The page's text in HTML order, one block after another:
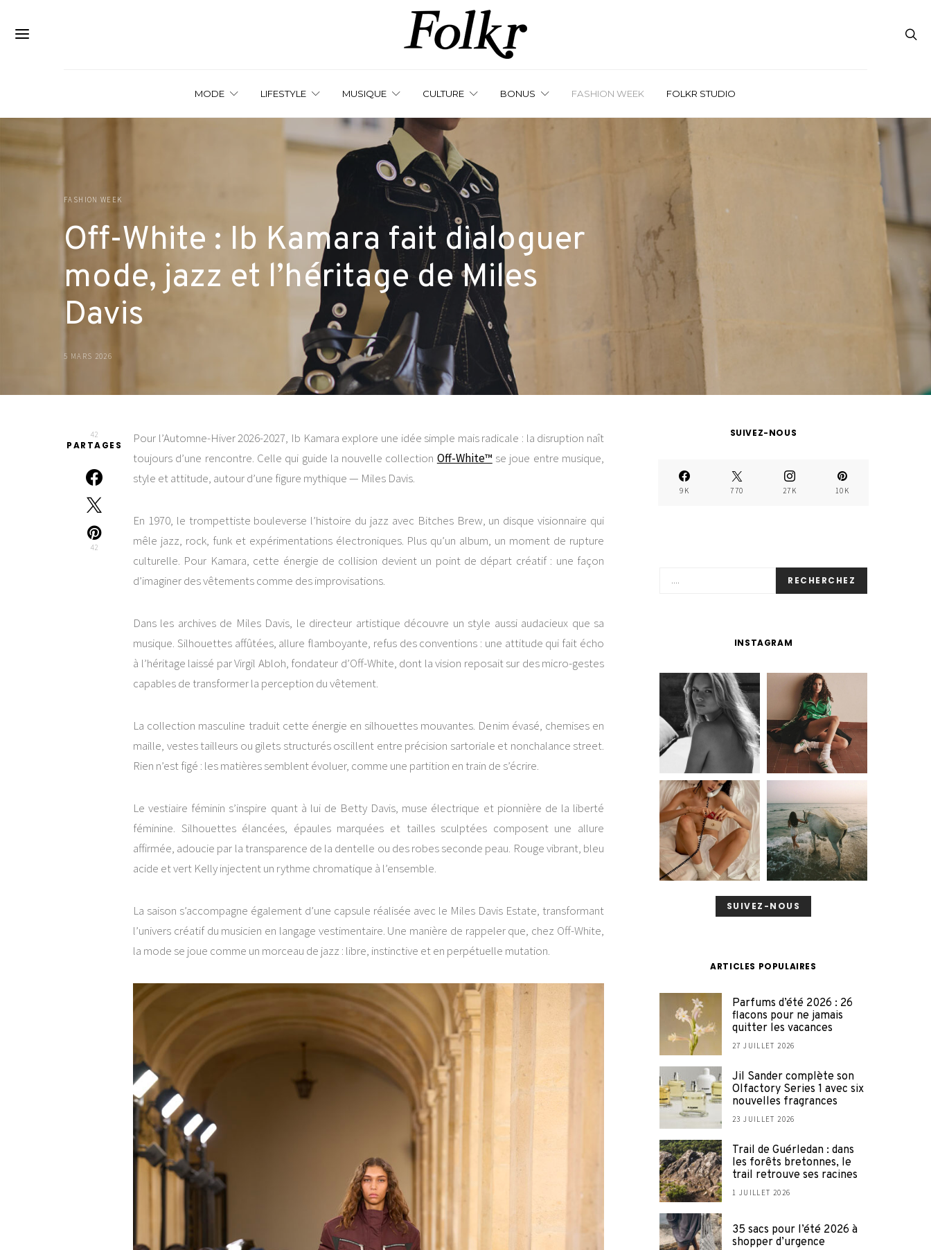
MODE LIFESTYLE MUSIQUE CULTURE BONUS FASHION WEEK FOLKR STUDIO
FASHION WEEK
Off-White : Ib Kamara fait dialoguer
mode, jazz et l’héritage de Miles
Davis
5 MARS 2026
42
PARTAGES
42
Pour l’Automne-Hiver 2026-2027, Ib Kamara explore une idée simple mais radicale : la disruption naît
toujours d’une rencontre. Celle qui guide la nouvelle collection Off-White™ se joue entre musique,
style et attitude, autour d’une figure mythique — Miles Davis.
En 1970, le trompettiste bouleverse l’histoire du jazz avec Bitches Brew, un disque visionnaire qui
mêle jazz, rock, funk et expérimentations électroniques. Plus qu’un album, un moment de rupture
culturelle. Pour Kamara, cette énergie de collision devient un point de départ créatif : une façon
d’imaginer des vêtements comme des improvisations.
Dans les archives de Miles Davis, le directeur artistique découvre un style aussi audacieux que sa
musique. Silhouettes affûtées, allure flamboyante, refus des conventions : une attitude qui fait écho
à l’héritage laissé parVirgil Abloh, fondateur d’Off-White, dont la vision reposait sur des micro-gestes
capables de transformer la perception du vêtement.
La collection masculine traduit cette énergie en silhouettes mouvantes. Denim évasé, chemises en
maille, vestes tailleurs ou gilets structurés oscillent entre précision sartoriale et nonchalance street.
Rien n’est figé : les matières semblent évoluer, comme une partition en train de s’écrire.
Le vestiaire féminin s’inspire quant à lui de Betty Davis, muse électrique et pionnière de la liberté
féminine. Silhouettes élancées, épaules marquées et tailles sculptées composent une allure
affirmée, adoucie par la transparence de la dentelle ou des robes seconde peau. Rouge vibrant, bleu
acide et vert Kelly injectent un rythme chromatique à l’ensemble.
La saison s’accompagne également d’une capsule réalisée avec le Miles Davis Estate, transformant
l’univers créatif du musicien en langage vestimentaire. Une manière de rappeler que, chez Off-White,
la mode se joue comme un morceau de jazz : libre, instinctive et en perpétuelle mutation.
SUIVEZ-NOUS
9K 770 27K 10K
RECHERCHEZ
INSTAGRAM
SUIVEZ-NOUS
ARTICLES POPULAIRES
Parfums d’été 2026 : 26
flacons pour ne jamais
quitter les vacances
27 JUILLET 2026
Jil Sander complète son
Olfactory Series 1 avec six
nouvelles fragrances
23 JUILLET 2026
Trail de Guérledan : dans
les forêts bretonnes, le
trail retrouve ses racines
1 JUILLET 2026
35 sacs pour l’été 2026 à
shopper d’urgence